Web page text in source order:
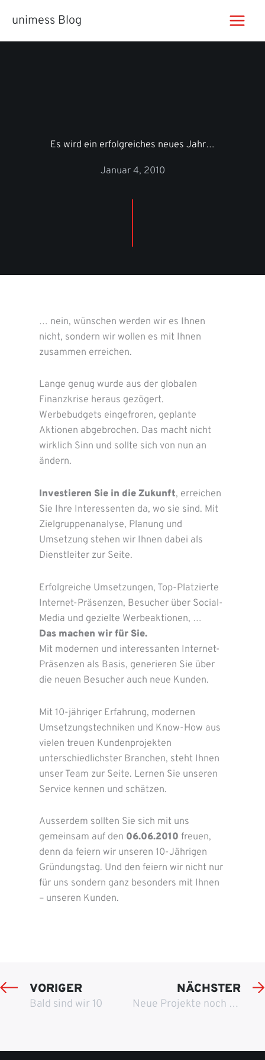
Inhaltunimess Blog
Es wird ein erfolgreiches neues Jahr…
Januar 4, 2010
… nein, wünschen werden wir es Ihnen
nicht, sondern wir wollen es mit Ihnen
zusammen erreichen.
Lange genug wurde aus der globalen
Finanzkrise heraus gezögert.
Werbebudgets eingefroren, geplante
Aktionen abgebrochen. Das macht nicht
wirklich Sinn und sollte sich von nun an
ändern.
Investieren Sie in die Zukunft, erreichen
Sie Ihre Interessenten da, wo sie sind. Mit
Zielgruppenanalyse, Planung und
Umsetzung stehen wir Ihnen dabei als
Dienstleiter zur Seite.
Erfolgreiche Umsetzungen, Top-Platzierte
Internet-Präsenzen, Besucher über Social-
Media und gezielte Werbeaktionen, …
Das machen wir für Sie.
Mit modernen und interessanten Internet-
Präsenzen als Basis, generieren Sie über
die neuen Besucher auch neue Kunden.
Mit 10-jähriger Erfahrung, modernen
Umsetzungstechniken und Know-How aus
vielen treuen Kundenprojekten
unterschiedlichster Branchen, steht Ihnen
unser Team zur Seite. Lernen Sie unseren
Service kennen und schätzen.
Ausserdem sollten Sie sich mit uns
gemeinsam auf den 06.06.2010 freuen,
denn da feiern wir unseren 10-Jährigen
Gründungstag. Und den feiern wir nicht nur
für uns sondern ganz besonders mit Ihnen
– unseren Kunden.
VORIGER
Bald sind wir 10
NÄCHSTER
Neue Projekte noch in diesem Jahr